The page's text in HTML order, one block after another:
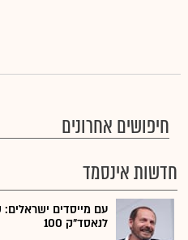
חיפושים אחרונים
חדשות אינסמד
עם מייסדים
לנאסד"ק 100